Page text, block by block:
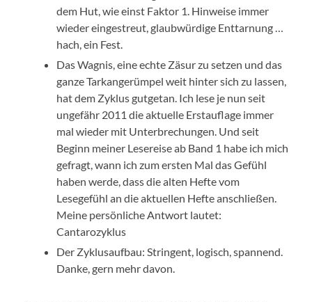
dem Hut, wie einst Faktor 1. Hinweise immer
wieder eingestreut, glaubwürdige Enttarnung …
hach, ein Fest.
Das Wagnis, eine echte Zäsur zu setzen und das
ganze Tarkangerümpel weit hinter sich zu lassen,
hat dem Zyklus gutgetan. Ich lese je nun seit
ungefähr 2011 die aktuelle Erstauflage immer
mal wieder mit Unterbrechungen. Und seit
Beginn meiner Lesereise ab Band 1 habe ich mich
gefragt, wann ich zum ersten Mal das Gefühl
haben werde, dass die alten Hefte vom
Lesegefühl an die aktuellen Hefte anschließen.
Meine persönliche Antwort lautet:
Cantarozyklus
Der Zyklusaufbau: Stringent, logisch, spannend.
Danke, gern mehr davon.